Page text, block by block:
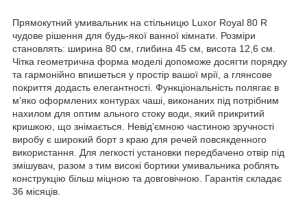
Прямокутний умивальник на стільницю Luxor Royal 80 R
чудове рішення для будь-якої ванної кімнати. Розміри
становлять: ширина 80 см, глибина 45 см, висота 12,6 см.
Чітка геометрична форма моделі допоможе досягти порядку
та гармонійно впишеться у простір вашої мрії, а глянсове
покриття додасть елегантності. Функціональність полягає в
мʼяко оформлених контурах чаші, виконаних під потрібним
нахилом для оптим ального стоку води, який прикритий
кришкою, що знімається. Невідʼємною частиною зручності
виробу є широкий борт з краю для речей повсякденного
використання. Для легкості установки передбачено отвір під
змішувач, разом з тим високі бортики умивальника роблять
конструкцію більш міцною та довговічною. Гарантія складає
36 місяців.